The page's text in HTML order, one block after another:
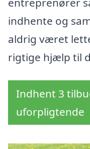
indhente og
aldrig været
rigtige hjælp til
Indhent 3
uforpligtende